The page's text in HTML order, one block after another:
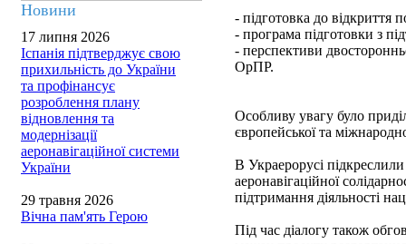
Новини
17 липня 2026
Іспанія підтверджує свою
прихильність до України
та профінансує
розроблення плану
відновлення та
модернізації
аеронавігаційної системи
України
29 травня 2026
Вічна пам'ять Герою
- підготовка до відкриття
- програма підготовки з
- перспективи
ОрПР.
Особливу увагу було
європейської та
В Украерорусі
аеронавігаційної
підтримання діяльності
Під час діалогу також